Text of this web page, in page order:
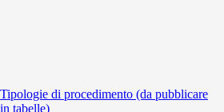
Tipologie di procedimento (da pubblicare
in tabelle)